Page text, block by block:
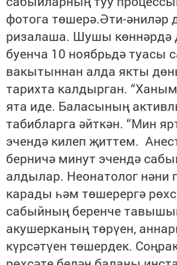
фотога төшерә.Әти-әниләр
ризалаша. Шушы көннәрдә
буенча 10 ноябрьдә туасы
вакытыннан алда якты
тарихта калдырган.
ята иде. Баласының
табибларга әйткән. “Мин
эчендә килеп җиттем.
берничә минут эчендә
алдылар. Неонатолог нәни
карады һәм төшерергә
сабыйның беренче
акушерканың төрүен,
күрсәтүен төшердек.